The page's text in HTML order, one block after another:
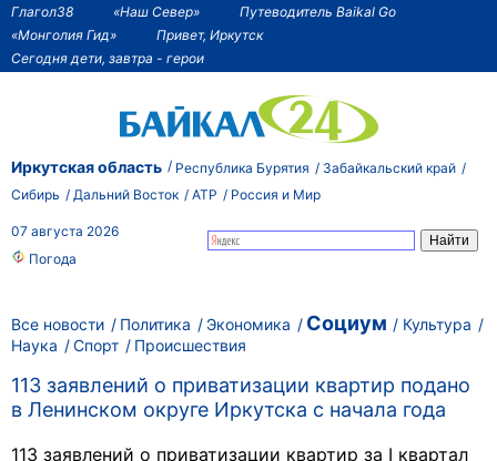
Глагол38 «Наш Север»
Путеводитель Baikal Go
«Монголия Гид»
Привет, Иркутск
Сегодня дети, завтра - герои
Иркутская область Республика Бурятия
Забайкальский край
Сибирь
Дальний Восток АТР Россия и Мир
07 августа 2026
Погода
Все новости Политика Экономика Социум
Культура
Наука
Спорт Происшествия
113 заявлений о приватизации квартир подано
в Ленинском округе Иркутска с начала года
113 заявлений о приватизации квартир за I квартал